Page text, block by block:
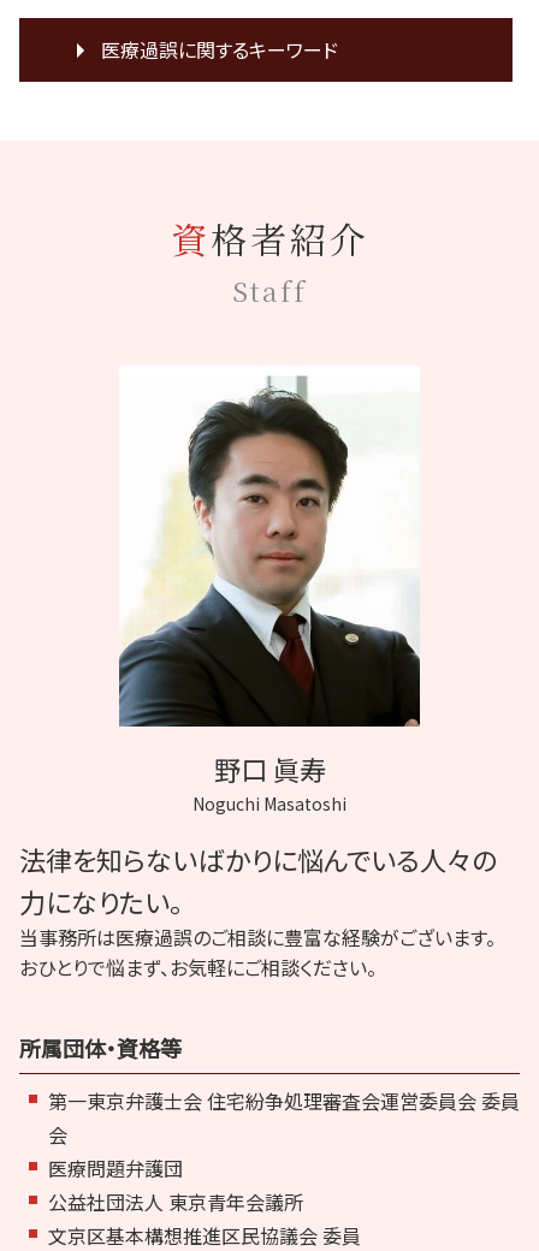
医療過誤に関するキーワード
レーシック手術 失敗
インフォームドコンセント 法律
胃粘膜下腫瘍 誤診
医療過誤 因果関係
協力医 嘱託医
資格者紹介
Staff
野口 眞寿
Noguchi Masatoshi
法律を知らないばかりに悩んでいる人々の
力になりたい。
当事務所は医療過誤のご相談に豊富な経験がございます。
おひとりで悩まず、お気軽にご相談ください。
所属団体・資格等
第一東京弁護士会 住宅紛争処理審査会運営委員会 委員
会
医療問題弁護団
公益社団法人 東京青年会議所
文京区基本構想推進区民協議会 委員